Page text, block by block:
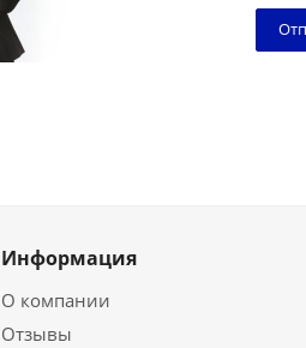
Информация
О компании
Отзывы